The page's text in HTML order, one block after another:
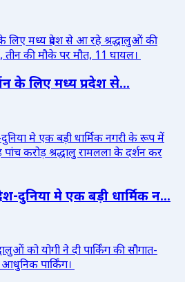
के लिए मध्य प्रदेश से...
दुनिया मे एक बड़ी धार्मिक न...